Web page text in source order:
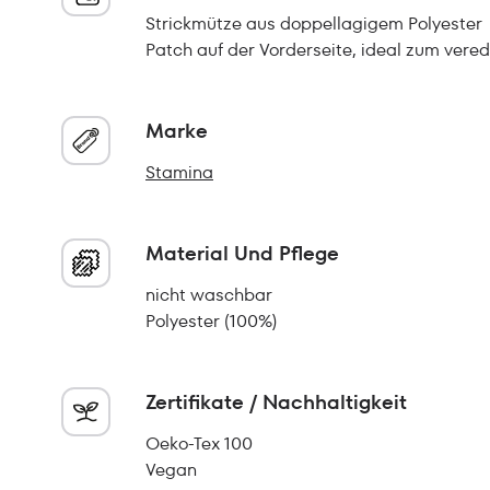
Strickmütze aus doppellagigem Polyester
Patch auf der Vorderseite, ideal zum
Marke
Stamina
Material Und Pflege
nicht waschbar
Polyester (100%)
Zertifikate / Nachhaltigkeit
Oeko-Tex 100
Vegan